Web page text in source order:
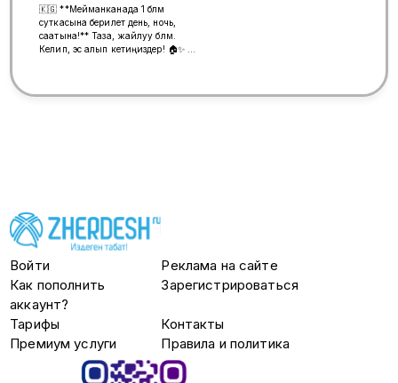
🇰🇬 **Мейманканада 1 бөлмө
суткасына берилет день, ночь,
саатына!** Таза, жайлуу бөлмө.
Келип, эс алып кетиңиздер! 🏠✨ 📞
Войти
Реклама на сайте
Как пополнить
аккаунт?
Зарегистрироваться
Тарифы
Контакты
Премиум услуги
Правила и политика